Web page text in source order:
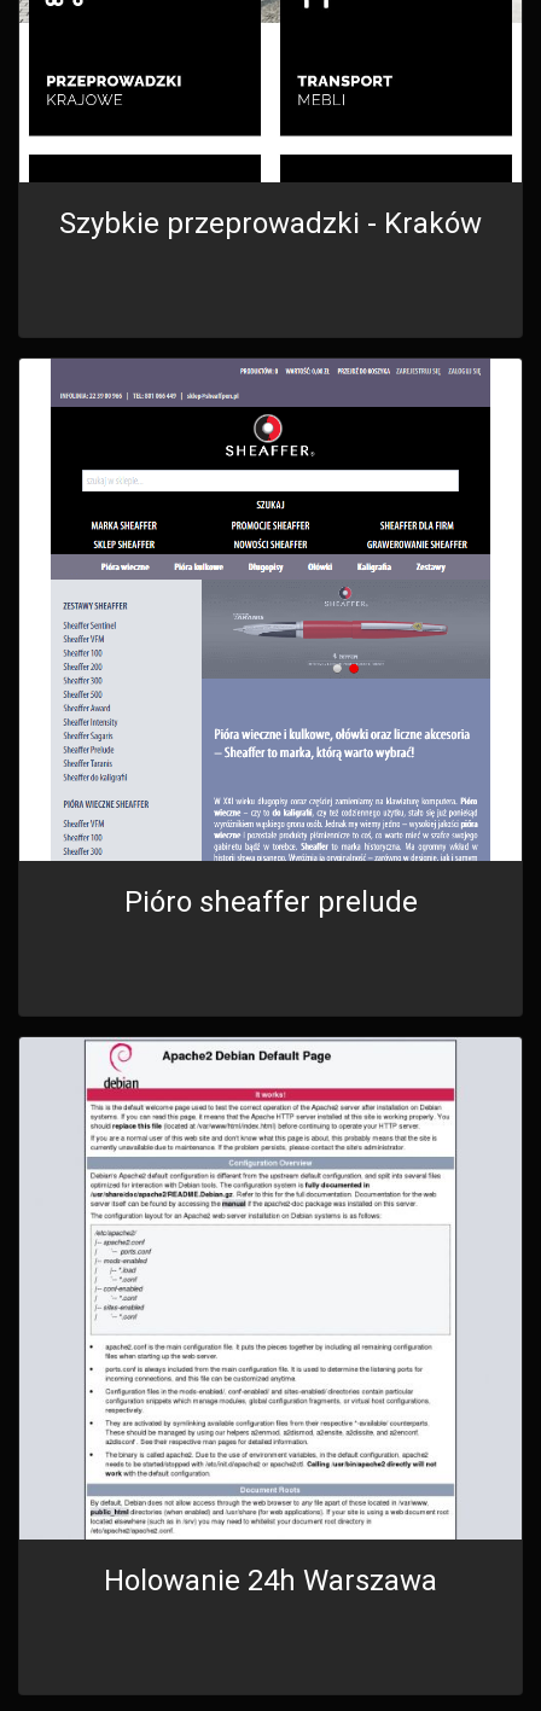
Szybkie przeprowadzki - Kraków
Pióro sheaffer prelude
Holowanie 24h Warszawa